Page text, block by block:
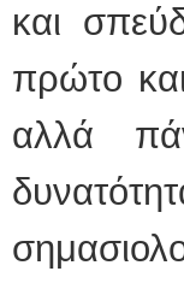
και
πρώτο
αλλά